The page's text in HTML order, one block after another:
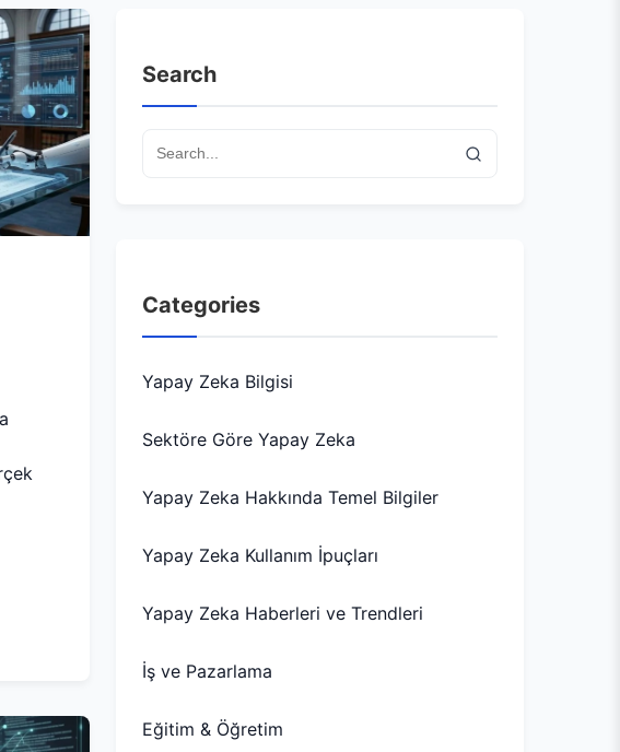
Search
Categories
Yapay Zeka Bilgisi
Sektöre Göre Yapay Zeka
Yapay Zeka Hakkında Temel Bilgiler
Yapay Zeka Kullanım İpuçları
Yapay Zeka Haberleri ve Trendleri
İş ve Pazarlama
Eğitim & Öğretim